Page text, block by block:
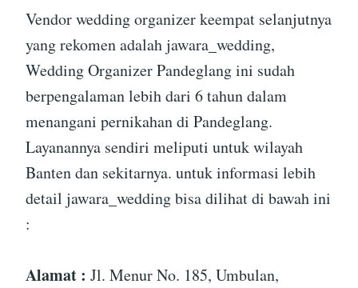
Vendor wedding organizer keempat selanjutnya
yang rekomen adalah jawara_wedding,
Wedding Organizer Pandeglang ini sudah
berpengalaman lebih dari 6 tahun dalam
menangani pernikahan di Pandeglang.
Layanannya sendiri meliputi untuk wilayah
Banten dan sekitarnya. untuk informasi lebih
detail jawara_wedding bisa dilihat di bawah ini
:
Alamat : Jl. Menur No. 185, Umbulan,